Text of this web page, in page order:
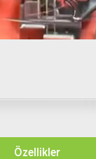
Özellikler